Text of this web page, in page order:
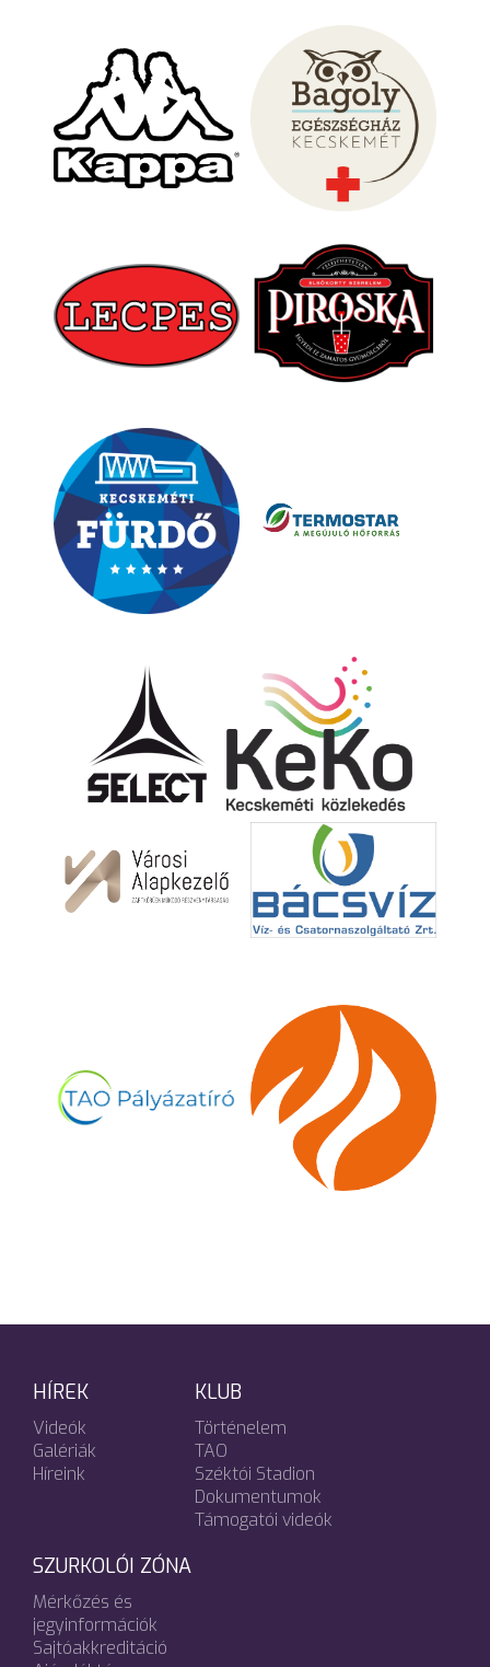
HÍREK
Videók
Galériák
Híreink
KLUB
Történelem
TAO
Széktói Stadion
Dokumentumok
Támogatói videók
SZURKOLÓI ZÓNA
Mérkőzés és
jegyinformációk
Sajtóakkreditáció